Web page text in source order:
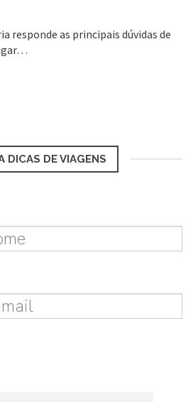
responde as principais dúvidas de
DICAS DE VIAGENS